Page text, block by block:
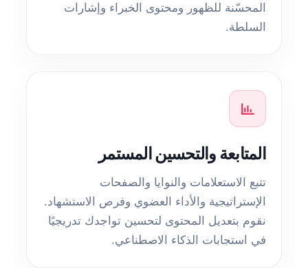
المحسّنة للظهور ومحتوى الخبراء وإشارات
السلطة.
المتابعة والتحسين المستمر
تتبع الاستعلامات والنوايا والصفحات
الإستراتيجية والأداء العضوي وفرص الاستشهاد.
نقوم بتعديل المحتوى لتحسين تواجدك تدريجيًا
في استجابات الذكاء الاصطناعي.